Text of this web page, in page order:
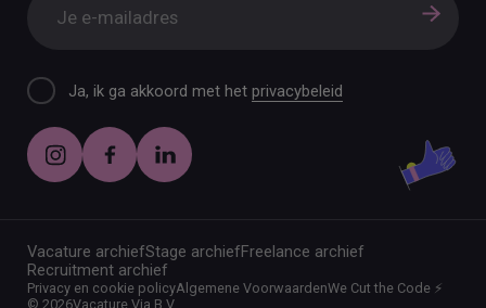
Ja, ik ga akkoord met hetprivacybeleid
Vacature archiefStage archiefFreelance archief
Recruitment archief
©2026Vacature Via B.V.
Privacy en cookie policyAlgemene VoorwaardenWe Cut the Code ⚡️